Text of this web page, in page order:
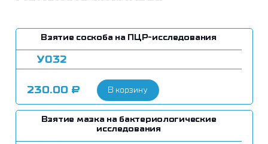
Взятие соскоба на ПЦР-исследования
У032
230.00 ₽ В корзину
Взятие мазка на бактериологические
исследования